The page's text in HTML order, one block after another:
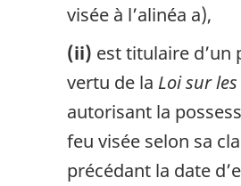
visée à l’alinéa a),
(ii) est titulaire d’un
vertu de la Loi sur
autorisant la
feu visée selon sa
précédant la date